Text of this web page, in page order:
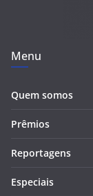
Menu
Quem somos
Prêmios
Reportagens
Especiais